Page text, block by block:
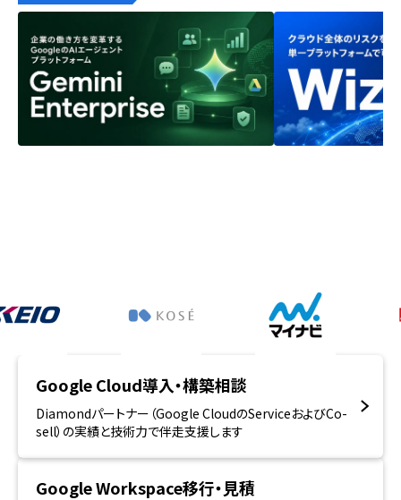
Google Cloud導入・構築相談
Diamondパートナー（Google CloudのServiceおよびCo-
sell）の実績と技術力で伴走支援します
Google Workspace移行・見積